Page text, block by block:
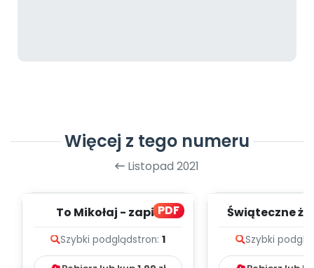
Więcej z tego numeru
Listopad 2021
PDF
To Mikołaj - zapis
Szybki podglądstron: 1
Świąteczne
Szybki